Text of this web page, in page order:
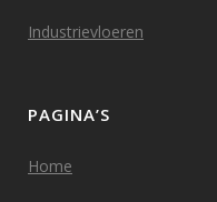
Industrievloeren
PAGINA’S
Home